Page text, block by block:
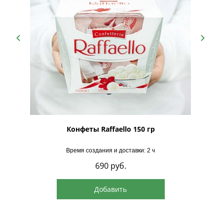
Конфеты Raffaello 150 гр
Время создания и доставки: 2 ч
690 руб.
Добавить